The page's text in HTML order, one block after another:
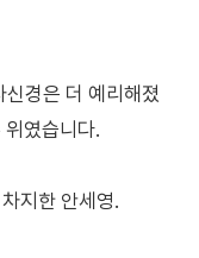
경은 더 예리해졌
였습니다.
지한 안세영.